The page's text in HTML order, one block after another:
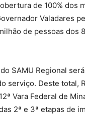
de 100% dos
Valadares
de pessoas
SAMU Regional
serviço. Deste total,
Vara Federal de
2ª e 3ª etapas de